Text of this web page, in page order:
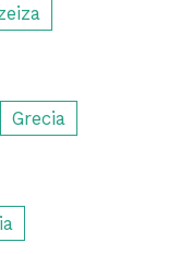
Grecia